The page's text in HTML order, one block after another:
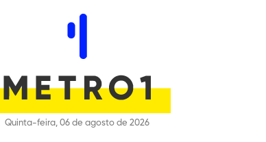
Quinta-feira, 06 de agosto de 2026